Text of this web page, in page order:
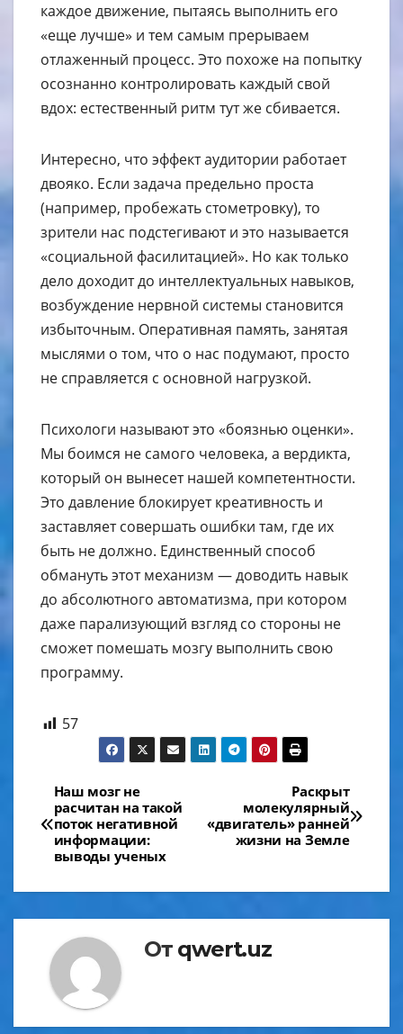
каждое движение, пытаясь выполнить его
«еще лучше» и тем самым прерываем
отлаженный процесс. Это похоже на попытку
осознанно контролировать каждый свой
вдох: естественный ритм тут же сбивается.
Интересно, что эффект аудитории работает
двояко. Если задача предельно проста
(например, пробежать стометровку), то
зрители нас подстегивают и это называется
«социальной фасилитацией». Но как только
дело доходит до интеллектуальных навыков,
возбуждение нервной системы становится
избыточным. Оперативная память, занятая
мыслями о том, что о нас подумают, просто
не справляется с основной нагрузкой.
Психологи называют это «боязнью оценки».
Мы боимся не самого человека, а вердикта,
который он вынесет нашей компетентности.
Это давление блокирует креативность и
заставляет совершать ошибки там, где их
быть не должно. Единственный способ
обмануть этот механизм — доводить навык
до абсолютного автоматизма, при котором
даже парализующий взгляд со стороны не
сможет помешать мозгу выполнить свою
программу.
57
Навигация
по
записям
Раскрыт
молекулярный
«двигатель» ранней
жизни на Земле
Наш мозг не
расчитан на такой
поток негативной
информации:
выводы ученых
От qwert.uz